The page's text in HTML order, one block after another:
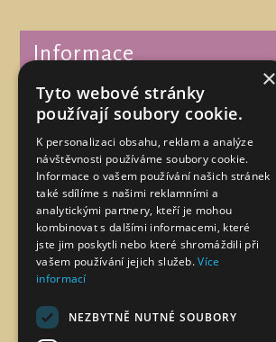
Informace
Zákaznická podpora
Můj účet
Najdete nás na
×
Tyto webové stránky
používají soubory cookie.
K personalizaci obsahu, reklam a analýze
návštěvnosti používáme soubory cookie.
Informace o vašem používání našich stránek
také sdílíme s našimi reklamními a
analytickými partnery, kteří je mohou
kombinovat s dalšími informacemi, které
jste jim poskytli nebo které shromáždili při
vašem používání jejich služeb.Více
informací
NEZBYTNĚ NUTNÉ SOUBORY